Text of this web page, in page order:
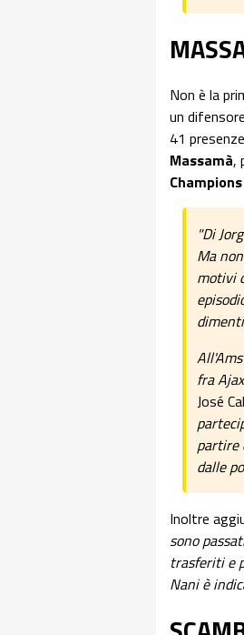
Non è la
un
41
Massamà,
"Di
Ma
motivi
fra
José
partire
dalle
Inoltre
sono
trasferiti e
Nani è